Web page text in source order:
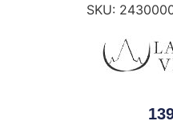
SKU: